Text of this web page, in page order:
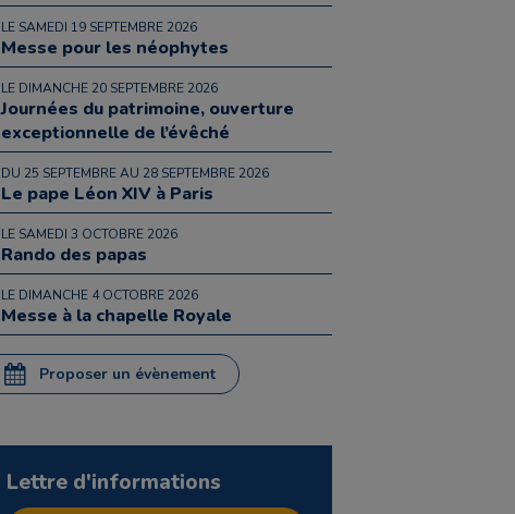
LE SAMEDI 19 SEPTEMBRE 2026
Messe pour les néophytes
LE DIMANCHE 20 SEPTEMBRE 2026
Journées du patrimoine, ouverture
exceptionnelle de l’évêché
DU 25 SEPTEMBRE AU 28 SEPTEMBRE 2026
Le pape Léon XIV à Paris
LE SAMEDI 3 OCTOBRE 2026
Rando des papas
LE DIMANCHE 4 OCTOBRE 2026
Messe à la chapelle Royale
Proposer un évènement
Lettre d'informations